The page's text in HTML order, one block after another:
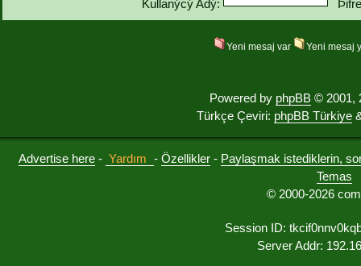
Kullanýcý Adý:
Yeni mesaj var Yeni mesaj
Powered by phpBB © 2001,
Türkçe Çeviri: phpBB Türkiye
Advertise here - Yardım - Özellikler - Paylaşmak istediklerin,
Temas
© 2000-2026
Session ID:
Server Addr: